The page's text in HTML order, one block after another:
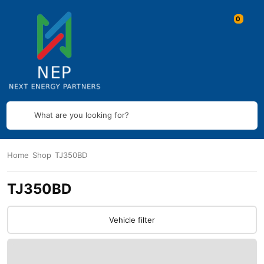
What are you looking for?
Home Shop TJ350BD
TJ350BD
Vehicle filter